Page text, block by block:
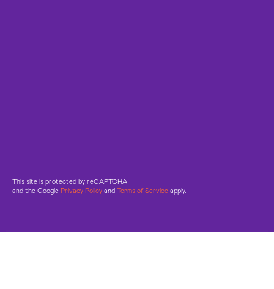
This site is protected by reCAPTCHA
and the Google Privacy Policy and Terms of Service apply.